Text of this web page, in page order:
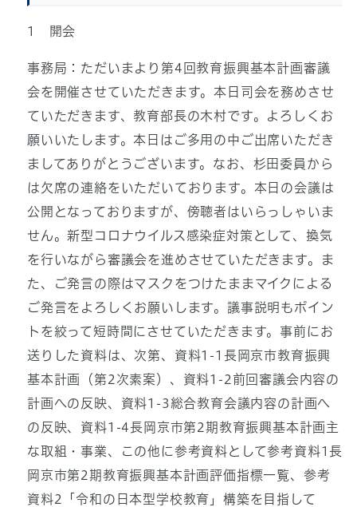
1 開会
事務局：ただいまより第4回教育振興基本計画審議
会を開催させていただきます。本日司会を務めさせ
ていただきます、教育部長の木村です。よろしくお
願いいたします。本日はご多用の中ご出席いただき
ましてありがとうございます。なお、杉田委員から
は欠席の連絡をいただいております。本日の会議は
公開となっておりますが、傍聴者はいらっしゃいま
せん。新型コロナウイルス感染症対策として、換気
を行いながら審議会を進めさせていただきます。ま
た、ご発言の際はマスクをつけたままマイクによる
ご発言をよろしくお願いします。議事説明もポイン
トを絞って短時間にさせていただきます。事前にお
送りした資料は、次第、資料1-1長岡京市教育振興
基本計画（第2次素案）、資料1-2前回審議会内容の
計画への反映、資料1-3総合教育会議内容の計画へ
の反映、資料1-4長岡京市第2期教育振興基本計画主
な取組・事業、この他に参考資料として参考資料1長
岡京市第2期教育振興基本計画評価指標一覧、参考
資料2「令和の日本型学校教育」構築を目指して